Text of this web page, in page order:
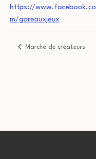
https://www.facebook.co
m/gareauxjeux
Marché de créateurs